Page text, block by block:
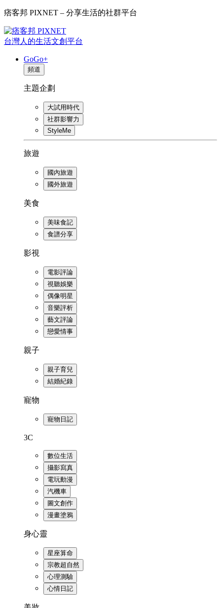
痞客邦 PIXNET – 分享生活的社群平台
台灣人的生活文創平台
GoGo+
頻道
主題企劃
大試用時代
社群影響力
StyleMe
旅遊
國內旅遊
國外旅遊
美食
美味食記
食譜分享
影視
電影評論
視聽娛樂
偶像明星
音樂評析
藝文評論
戀愛情事
親子
親子育兒
結婚紀錄
寵物
寵物日記
3C
數位生活
攝影寫真
電玩動漫
汽機車
圖文創作
漫畫塗鴉
身心靈
星座算命
宗教超自然
心理測驗
心情日記